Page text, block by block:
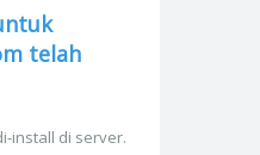
telah
install di server.